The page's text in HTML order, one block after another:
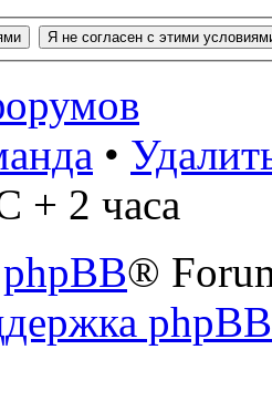
•
+ 2 часа
phpBB®
phpBB